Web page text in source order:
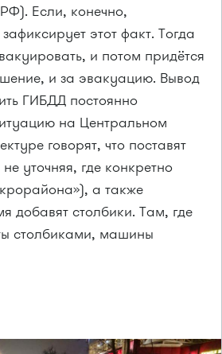
Если, конечно,
этот факт. Тогда
и потом придётся
и за эвакуацию. Вывод
ГИБДД постоянно
на Центральном
говорят, что поставят
уточняя, где конкретно
а также
добавят столбики. Там, где
столбиками, машины